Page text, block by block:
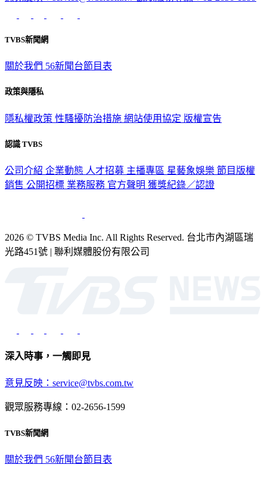
TVBS新聞網
關於我們 56新聞台節目表
政策與隱私
隱私權政策 性騷擾防治措施 網站使用協定 版權宣告
認識 TVBS
公司介紹 企業動態 人才招募 主播專區 星藝象娛樂 節目版權
銷售 公開招標 業務服務 官方聲明 獲獎紀錄／認證
2026 © TVBS Media Inc. All Rights Reserved. 台北市內湖區瑞
光路451號 | 聯利媒體股份有限公司
深入時事，一觸即見
意見反映：service@tvbs.com.tw
觀眾服務專線：02-2656-1599
TVBS新聞網
關於我們 56新聞台節目表